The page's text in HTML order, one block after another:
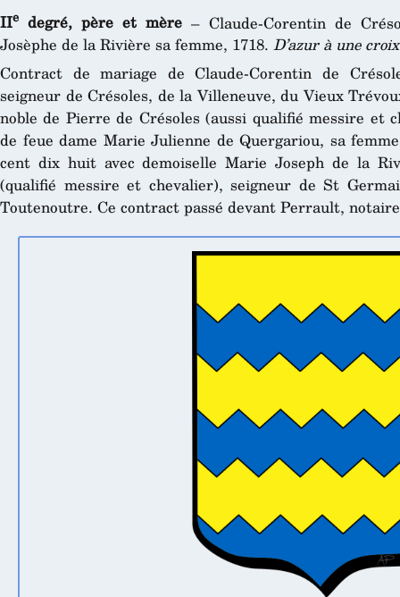
IIe degré, père et mère – Claude-Corentin de
Josèphe de la Rivière sa femme, 1718. D’azur à une
Contract de mariage de Claude-Corentin de
seigneur de Crésoles, de la Villeneuve, du Vieux
noble de Pierre de Crésoles (aussi qualifié messire et
de feue dame Marie Julienne de Quergariou, sa
cent dix huit avec demoiselle Marie Joseph de la
(qualifié messire et chevalier), seigneur de St
Toutenoutre. Ce contract passé devant Perrault,